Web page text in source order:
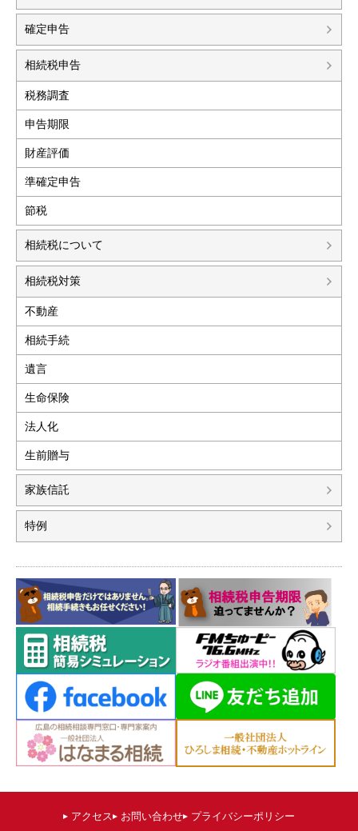
確定申告
相続税申告
税務調査
申告期限
財産評価
準確定申告
節税
相続税について
相続税対策
不動産
相続手続
遺言
生命保険
法人化
生前贈与
家族信託
特例
アクセス お問い合わせ プライバシーポリシー